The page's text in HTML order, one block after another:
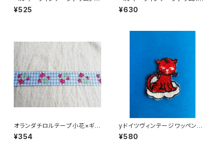
ウン四角
¥525
広ブルー
¥630
オランダチロルテープ小花×ギン
ガムチェック水色1m
¥354
yドイツヴィンテージワッペン子
ねこ130
¥580